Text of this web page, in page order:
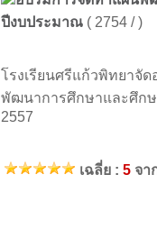
ปีงบประมาณ ( 2754 / )
โรงเรียนศรีแก้วพิทยาจั
พัฒนาการศึกษาและศึก
2557
เฉลี่ย : 5 จา